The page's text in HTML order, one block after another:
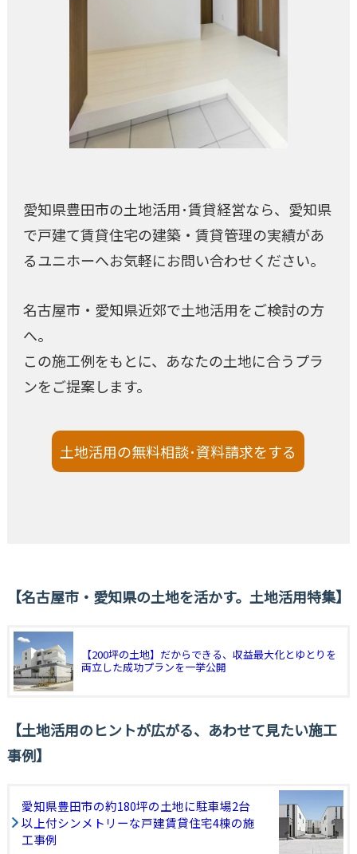
愛知県豊田市の土地活用･賃貸経営なら、愛知県
で戸建て賃貸住宅の建築・賃貸管理の実績があ
るユニホーへお気軽にお問い合わせください。
名古屋市・愛知県近郊で土地活用をご検討の方
へ。
この施工例をもとに、あなたの土地に合うプラ
ンをご提案します。
土地活用の無料相談･資料請求をする
名古屋市・愛知県の土地を活かす。土地活用特集
【200坪の土地】だからできる、収益最大化とゆとりを
両立した成功プランを一挙公開
土地活用のヒントが広がる、あわせて見たい施工
事例
愛知県豊田市の約180坪の土地に駐車場2台
以上付シンメトリーな戸建賃貸住宅4棟の施
工事例